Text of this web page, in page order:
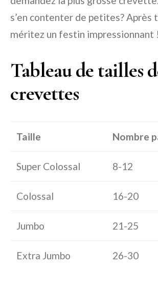
s’en contenter de petites? Après
méritez un festin impressionnant !
Tableau de tailles
crevettes
Taille Nombre
Super Colossal 8-12
Colossal 16-20
Jumbo 21-25
Extra Jumbo 26-30